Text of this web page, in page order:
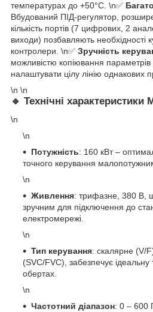
температурах до +50°C. \n✅
Вбудований ПІД-регулятор,
кількість портів (7 цифрових, 2
виходи) позбавляють необхідності
контролери. \n✅ Зручність
можливістю копіювання
налаштувати цілу лінію однакових
\n \n
🔹 Технічні характеристики
\n
\n
Потужність: 160 кВт –
точного керування
\n
Живлення: трифазне, 380 В,
зручним для підключення до
електромережі.
\n
Тип керування: скалярне (V/
(SVC/FVC), забезпечує ідеальну
обертах.
\n
Частотний діапазон: 0 – 600